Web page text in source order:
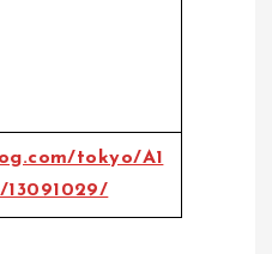
tokyo/A1
13091029/